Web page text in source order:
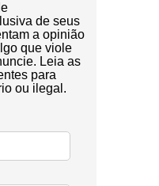
de seus
a opinião
que viole
Leia as
para
ou ilegal.